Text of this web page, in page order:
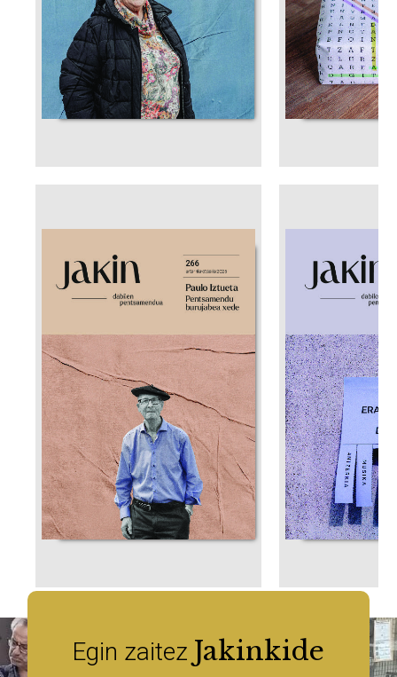
Egin zaitez Jakinkide